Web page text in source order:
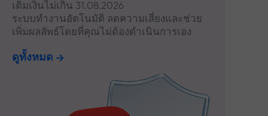
เติมเงินไม่เกิน 31.08.2026
ระบบทำงานอัตโนมัติ ลดความเสี่ยงและช่วย
เพิ่มผลลัพธ์โดยที่คุณไม่ต้องดำเนินการเอง
ดูทั้งหมด